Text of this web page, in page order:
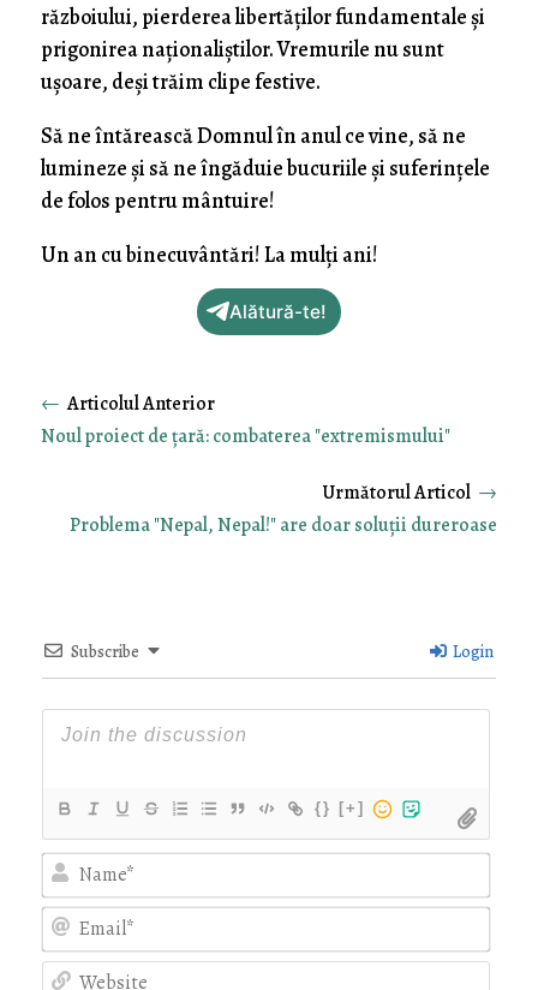
războiului, pierderea libertăților fundamentale și
prigonirea naționaliștilor. Vremurile nu sunt
ușoare, deși trăim clipe festive.
Să ne întărească Domnul în anul ce vine, să ne
lumineze și să ne îngăduie bucuriile și suferințele
de folos pentru mântuire!
Un an cu binecuvântări! La mulți ani!
Alătură-te!
←
Noul proiect de ţară: combaterea "extremismului"
Problema "Nepal, Nepal!" are doar soluţii dureroase
→
Subscribe Login
{} [+]